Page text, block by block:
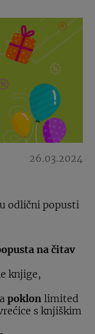
26.03.2024
odlični popusti
na čitav
knjige,
poklon limited
s knjiškim